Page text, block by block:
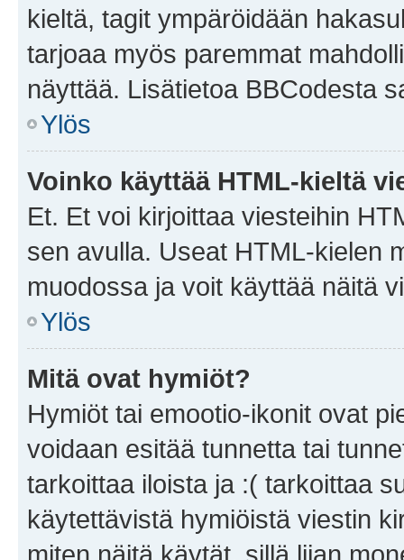
kieltä, tagit ympäröidään
tarjoaa myös paremmat
näyttää. Lisätietoa BBCodesta
Ylös
Voinko käyttää HTML-kieltä
Et. Et voi kirjoittaa viesteihin
sen avulla. Useat HTML-kielen
muodossa ja voit käyttää näitä
Ylös
Mitä ovat hymiöt?
Hymiöt tai emootio-ikonit ovat
voidaan esitää tunnetta tai
tarkoittaa iloista ja :( tarkoittaa
käytettävistä hymiöistä viestin
miten näitä käytät, sillä liian